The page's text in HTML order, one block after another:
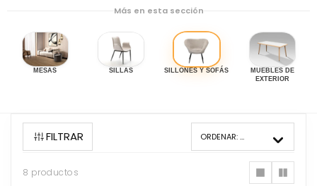
Más en esta sección
MESAS SILLAS SILLONES Y SOFÁS
MUEBLES DE
EXTERIOR
FILTRAR ORDENAR:
MÁS VENDIDOS
8 productos